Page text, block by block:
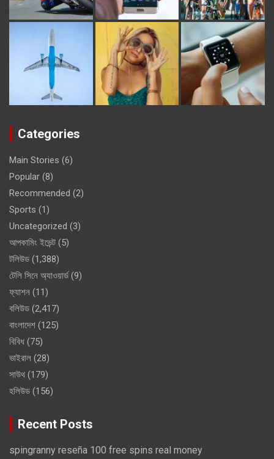
Categories
Main Stories (6)
Popular (8)
Recommended (2)
Sports (1)
Uncategorized (3)
আপকামিং ইভেন্ট (5)
টলিউড (1,388)
টেলি সিনে অ্যাওয়ার্ড(9)
ফ্যাশন (11)
বলিউড (2,417)
বাংলাদেশ (125)
বিবিধ (75)
ভাইরাল (28)
সাউথ (179)
হলিউড (156)
Recent Posts
spingranny reseña 100 free spins real money